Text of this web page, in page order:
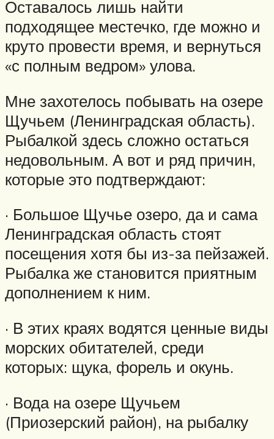
Оставалось лишь найти
подходящее местечко, где можно и
круто провести время, и вернуться
«с полным ведром» улова.
Мне захотелось побывать на озере
Щучьем (Ленинградская область).
Рыбалкой здесь сложно остаться
недовольным. А вот и ряд причин,
которые это подтверждают:
· Большое Щучье озеро, да и сама
Ленинградская область стоят
посещения хотя бы из-за пейзажей.
Рыбалка же становится приятным
дополнением к ним.
· В этих краях водятся ценные виды
морских обитателей, среди
которых: щука, форель и окунь.
· Вода на озере Щучьем
(Приозерский район), на рыбалку